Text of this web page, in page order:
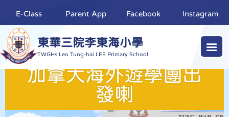
東華三院李東海小學
TWGHs Leo Tung-hai LEE Primary School
E-Class Parent App Facebook Instagram
加拿大海外遊學團出
發喇